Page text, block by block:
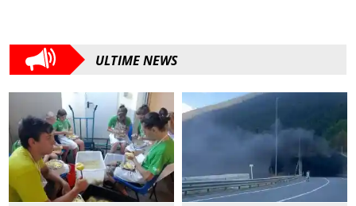
ULTIME NEWS